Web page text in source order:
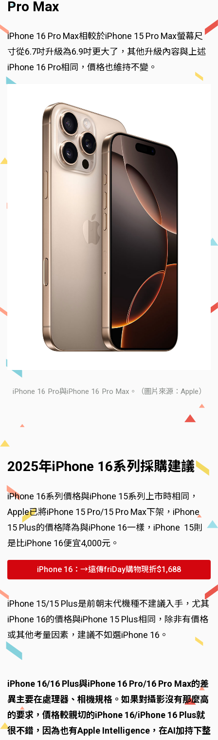
Pro Max
iPhone 16 Pro Max相較於iPhone 15 Pro Max螢幕尺
寸從6.7吋升級為6.9吋更大了，其他升級內容與上述
iPhone 16 Pro相同，價格也維持不變。
iPhone 16 Pro與iPhone 16 Pro Max。（圖片來源：Apple）
2025年iPhone 16系列採購建議
iPhone 16系列價格與iPhone 15系列上市時相同，
Apple已將iPhone 15 Pro/15 Pro Max下架，iPhone
15 Plus的價格降為與iPhone 16一樣，iPhone 15則
是比iPhone 16便宜4,000元。
iPhone 16：→遠傳friDay購物現折$1,688
iPhone 15/15 Plus是前朝末代機種不建議入手，尤其
iPhone 16的價格與iPhone 15 Plus相同，除非有價格
或其他考量因素，建議不如選iPhone 16。
iPhone 16/16 Plus與iPhone 16 Pro/16 Pro Max的差
異主要在處理器、相機規格。如果對攝影沒有那麼高
的要求，價格較親切的iPhone 16/iPhone 16 Plus就
很不錯，因為也有Apple Intelligence，在AI加持下整